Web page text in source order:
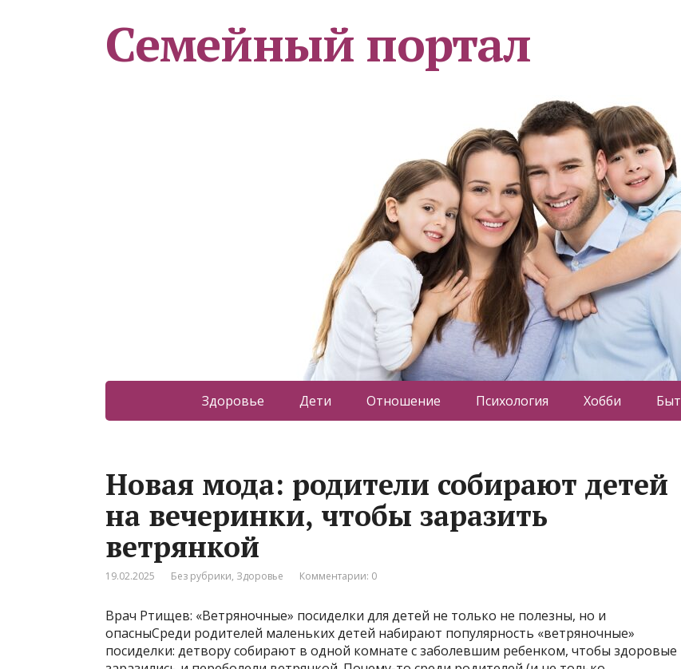
Семейный портал
Здоровье Дети Отношение Психология Хобби Быт
Новая мода: родители собирают детей
на вечеринки, чтобы заразить
ветрянкой
19.02.2025 Без рубрики, Здоровье Комментарии: 0
Врач Ртищев: «Ветряночные» посиделки для детей не только не полезны, но и
опасныСреди родителей маленьких детей набирают популярность «ветряночные»
посиделки: детвору собирают в одной комнате с заболевшим ребенком, чтобы здоровые